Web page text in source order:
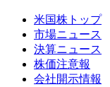
米国株トップ
市場ニュース
決算ニュース
株価注意報
会社開示情報